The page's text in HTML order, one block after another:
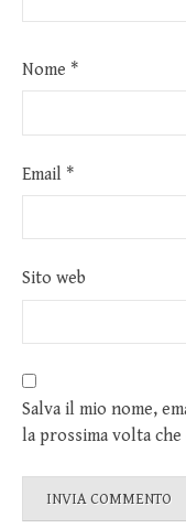
Nome *
Email *
Sito web
Salva il mio nome,
la prossima volta che